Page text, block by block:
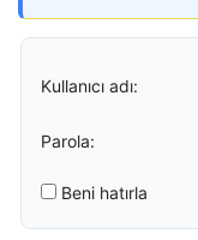
Kullanıcı adı:
Parola:
Beni hatırla